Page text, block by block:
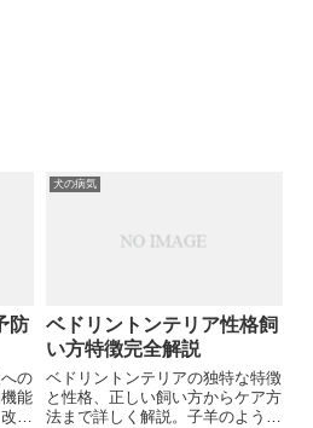
防
の
能
善
犬の病気
ベドリントンテリア性格飼
い方特徴完全解説
ベドリントンテリアの独特な特徴
と性格、正しい飼い方からケア方
法まで詳しく解説。子羊のような